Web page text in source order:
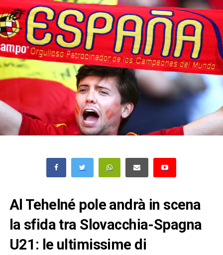
Al Tehelné pole andrà in scena
la sfida tra Slovacchia-Spagna
U21: le ultimissime di